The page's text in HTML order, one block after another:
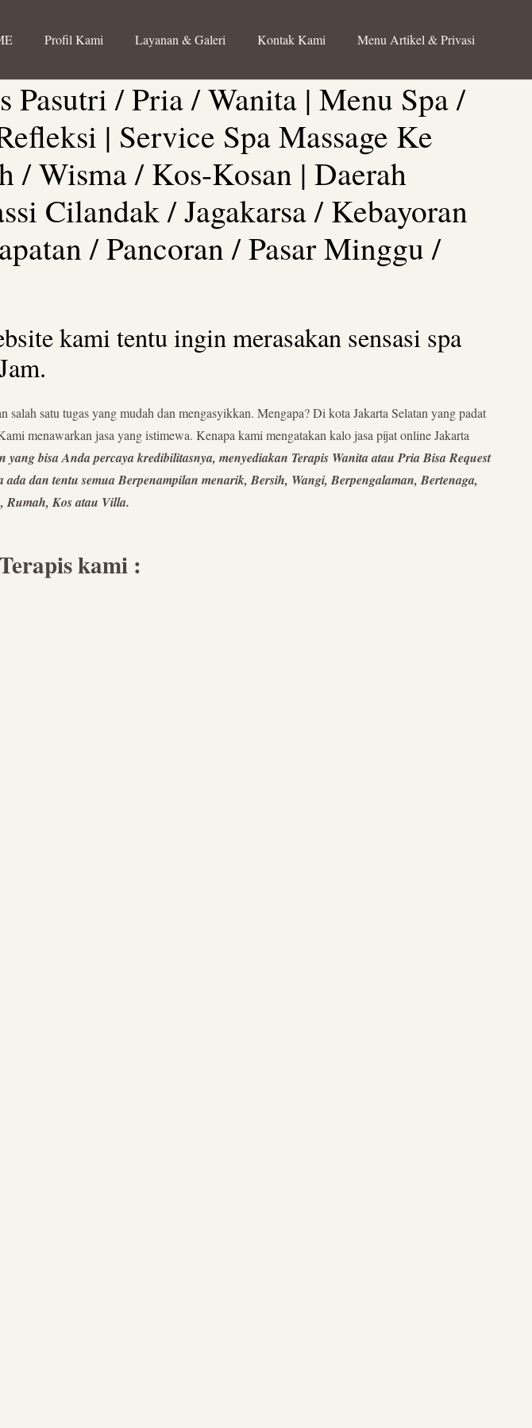
Profil Kami Layanan & Galeri Kontak Kami Menu Artikel & Privasi
Pasutri / Pria / Wanita | Menu Spa /
| Service Spa Massage Ke
/ Wisma / Kos-Kosan | Daerah
Cilandak / Jagakarsa / Kebayoran
/ Pancoran / Pasar Minggu /
kami tentu ingin merasakan sensasi spa
satu tugas yang mudah dan mengasyikkan. Mengapa? Di kota Jakarta Selatan yang padat
menawarkan jasa yang istimewa. Kenapa kami mengatakan kalo jasa pijat online Jakarta
bisa Anda percaya kredibilitasnya, menyediakan Terapis Wanita atau Pria Bisa Request
dan tentu semua Berpenampilan menarik, Bersih, Wangi, Berpengalaman, Bertenaga,
Rumah, Kos atau Villa.
kami :